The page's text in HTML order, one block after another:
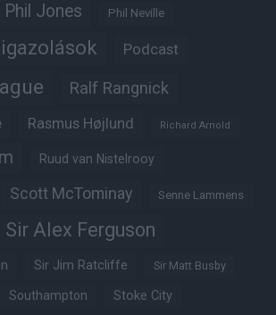
Phil Jones Phil Neville
Podcast
Ralf Rangnick
Rasmus Højlund Richard Arnold
Ruud van Nistelrooy
Scott McTominay Senne Lammens
Sir Alex Ferguson
Sir Jim Ratcliffe Sir Matt Busby
Southampton Stoke City